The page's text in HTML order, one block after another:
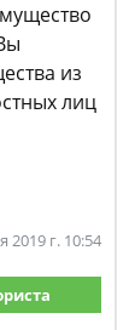
из
лиц
2019 г. 10:54